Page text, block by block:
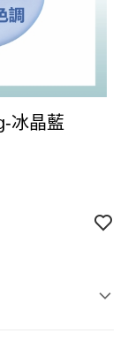
冰晶藍